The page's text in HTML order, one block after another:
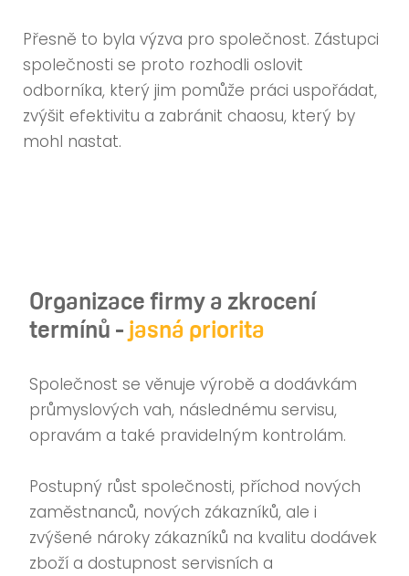
Přesně to byla výzva pro společnost. Zástupci
společnosti se proto rozhodli oslovit
odborníka, který jim pomůže práci uspořádat,
zvýšit efektivitu a zabránit chaosu, který by
mohl nastat.
Organizace firmy a zkrocení
termínů - jasná priorita
Společnost se věnuje výrobě a dodávkám
průmyslových vah, následnému servisu,
opravám a také pravidelným kontrolám.
Postupný růst společnosti, příchod nových
zaměstnanců, nových zákazníků, ale i
zvýšené nároky zákazníků na kvalitu dodávek
zboží a dostupnost servisních a